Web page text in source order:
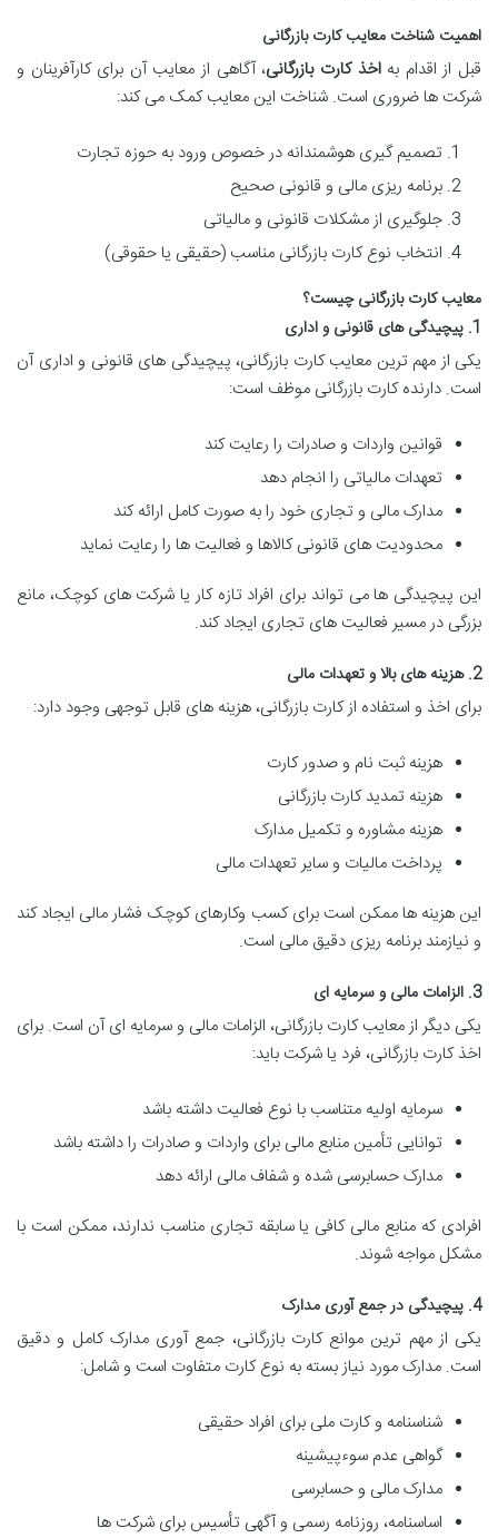
اهمیت شناخت معایب کارت بازرگانی
قبل از اقدام بهاخذ کارت بازرگانی، آگاهی از معایب آن برای کارآفرینان و
شرکت ها ضروری است. شناخت این معایب کمک می کند:
تصمیم گیری هوشمندانه در خصوص ورود به حوزه تجارت
برنامه ریزی مالی و قانونی صحیح
جلوگیری از مشکلات قانونی و مالیاتی
انتخاب نوع کارت بازرگانی مناسب (حقیقی یا حقوقی)
معایب کارت بازرگانی چیست؟
1. پیچیدگی های قانونی و اداری
یکی از مهم ترین معایب کارت بازرگانی، پیچیدگی های قانونی و اداری آن
است. دارنده کارت بازرگانی موظف است:
قوانین واردات و صادرات را رعایت کند
تعهدات مالیاتی را انجام دهد
مدارک مالی و تجاری خود را به صورت کامل ارائه کند
محدودیت های قانونی کالاها و فعالیت ها را رعایت نماید
این پیچیدگی ها می تواند برای افراد تازه کار یا شرکت های کوچک، مانع
بزرگی در مسیر فعالیت های تجاری ایجاد کند.
2. هزینه های بالا و تعهدات مالی
برای اخذ و استفاده از کارت بازرگانی، هزینه های قابل توجهی وجود دارد:
هزینه ثبت نام و صدور کارت
هزینه تمدید کارت بازرگانی
هزینه مشاوره و تکمیل مدارک
پرداخت مالیات و سایر تعهدات مالی
این هزینه ها ممکن است برای کسب وکارهای کوچک فشار مالی ایجاد کند
و نیازمند برنامه ریزی دقیق مالی است.
3. الزامات مالی و سرمایه ای
یکی دیگر از معایب کارت بازرگانی، الزامات مالی و سرمایه ای آن است. برای
اخذ کارت بازرگانی، فرد یا شرکت باید:
سرمایه اولیه متناسب با نوع فعالیت داشته باشد
توانایی تأمین منابع مالی برای واردات و صادرات را داشته باشد
مدارک حسابرسی شده و شفاف مالی ارائه دهد
افرادی که منابع مالی کافی یا سابقه تجاری مناسب ندارند، ممکن است با
مشکل مواجه شوند.
4. پیچیدگی در جمع آوری مدارک
یکی از مهم ترین موانع کارت بازرگانی، جمع آوری مدارک کامل و دقیق
است. مدارک مورد نیاز بسته به نوع کارت متفاوت است و شامل:
شناسنامه و کارت ملی برای افراد حقیقی
گواهی عدم سوءپیشینه
مدارک مالی و حسابرسی
اساسنامه، روزنامه رسمی و آگهی تأسیس برای شرکت ها